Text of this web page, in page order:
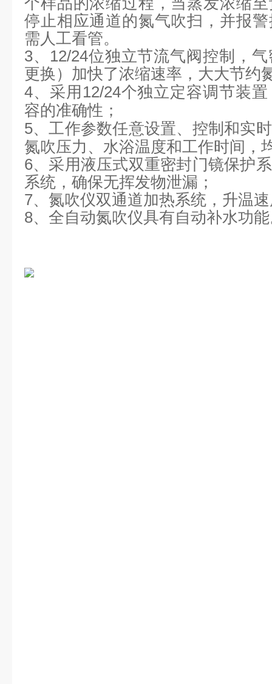
停止相应通道的氮气吹扫，并报
需人工看管。
3、 12/24位独立节流气阀控制，
更换）加快了浓缩速率，大大节约
4、 采用 12/24个独立定容调节装
容的准确性；
5、工作参数任意设置、控制和实
氮吹压力、水浴温度和工作时间，
6、 采用液压式双重密封门镜保护
系统，确保无挥发物泄漏 ；
7、 氮吹仪双通道加热系统，升温
8、 全自动氮吹仪具有自动补水功能